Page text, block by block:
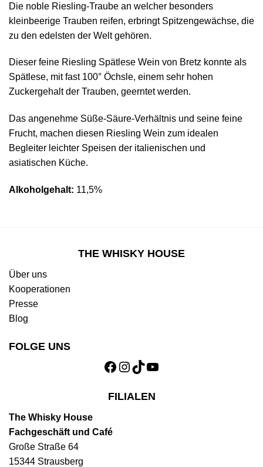
Die noble Riesling-Traube an welcher besonders
kleinbeerige Trauben reifen, erbringt Spitzengewächse, die
zu den edelsten der Welt gehören.
Dieser feine Riesling Spätlese Wein von Bretz konnte als
Spätlese, mit fast 100° Öchsle, einem sehr hohen
Zuckergehalt der Trauben, geerntet werden.
Das angenehme Süße-Säure-Verhältnis und seine feine
Frucht, machen diesen Riesling Wein zum idealen
Begleiter leichter Speisen der italienischen und
asiatischen Küche.
Alkoholgehalt: 11,5%
THE WHISKY HOUSE
Über uns
Kooperationen
Presse
Blog
FOLGE UNS
Facebook
Instagram
TikTokYouTube
FILIALEN
The Whisky House
Fachgeschäft und Café
Große Straße 64
15344 Strausberg